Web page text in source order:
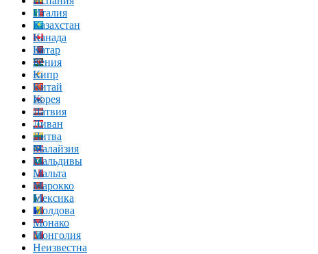
Италия
Казахстан
Канада
Катар
Кения
Кипр
Китай
Корея
Латвия
Ливан
Литва
Малайзия
Мальдивы
Мальта
Марокко
Мексика
Молдова
Монако
Монголия
Неизвестна